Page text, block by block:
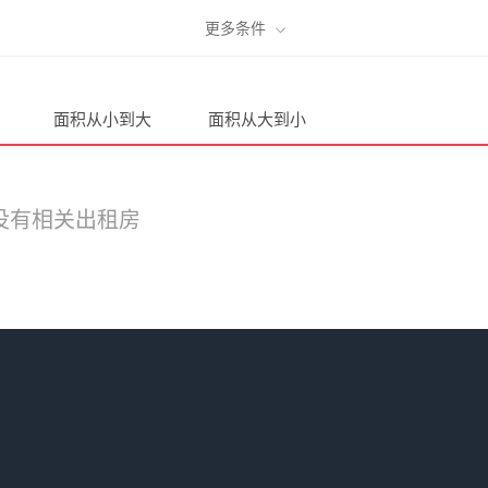
更多条件
面积从小到大 面积从大到小
有相关出租房